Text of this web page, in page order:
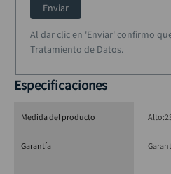
Enviar
Al dar clic en 'Enviar' confirmo
Tratamiento de Datos.
Especificaciones
Medida del producto
Garantía